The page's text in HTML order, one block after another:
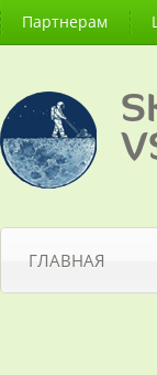
Партнерам
ГЛАВНАЯ